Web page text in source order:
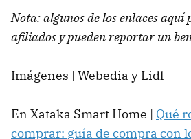
Nota: algunos de los enlaces aquí
afiliados y pueden reportar un
Imágenes | Webedia y Lidl
En Xataka Smart Home | Qué
comprar: guía de compra con